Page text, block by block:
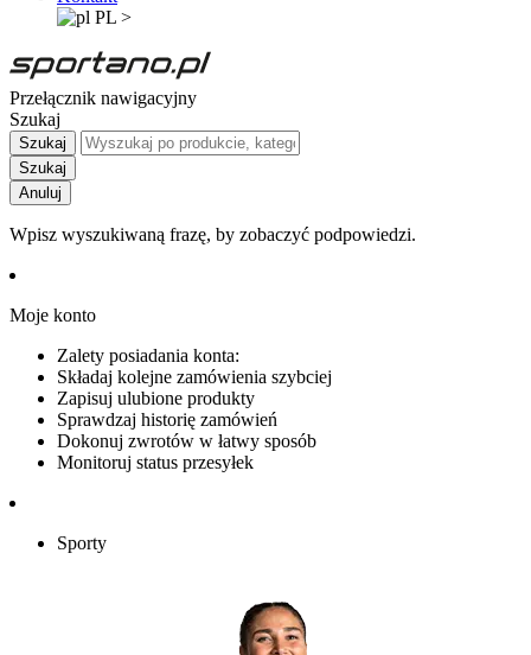
PL >
Przełącznik nawigacyjny
Szukaj
Szukaj
Szukaj
Anuluj
Wpisz wyszukiwaną frazę, by zobaczyć podpowiedzi.
Moje konto
Zalety posiadania konta:
Składaj kolejne zamówienia szybciej
Zapisuj ulubione produkty
Sprawdzaj historię zamówień
Dokonuj zwrotów w łatwy sposób
Monitoruj status przesyłek
Sporty